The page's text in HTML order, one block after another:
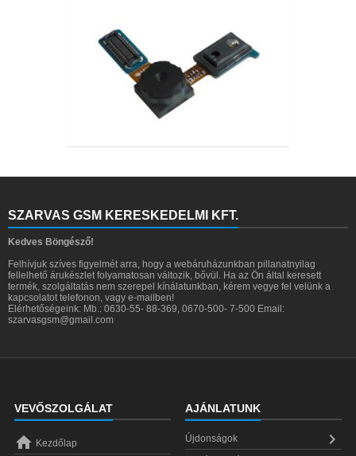
SZARVAS GSM KERESKEDELMI KFT.
Kedves Böngésző!
Felhívjuk szíves figyelmét arra, hogy a webáruházunkban pillanatnyilag
fellelhető árukészlet folyamatosan változik, bővül. Ha az Ön által keresett
termék, szolgáltatás nem szerepel kínálatunkban, kérem vegye fel velünk a
kapcsolatot telefonon, vagy e-mailben!
Elérhetőségeink: Mb.: 0630-55- 88-369, 0670-500- 7-500 Email:
szarvasgsm@gmail.com
VEVŐSZOLGÁLAT
 Kezdőlap
AJÁNLATUNK
Újdonságok 